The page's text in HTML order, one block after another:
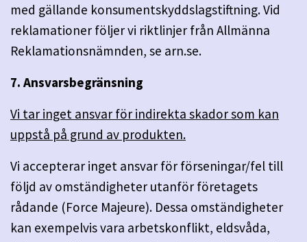
med gällande konsumentskyddslagstiftning. Vid
reklamationer följer vi riktlinjer från Allmänna
Reklamationsnämnden, se arn.se.
7. Ansvarsbegränsning
Vi tar inget ansvar för indirekta skador som kan
uppstå på grund av produkten.
Vi accepterar inget ansvar för förseningar/fel till
följd av omständigheter utanför företagets
rådande (Force Majeure). Dessa omständigheter
kan exempelvis vara arbetskonflikt, eldsvåda,